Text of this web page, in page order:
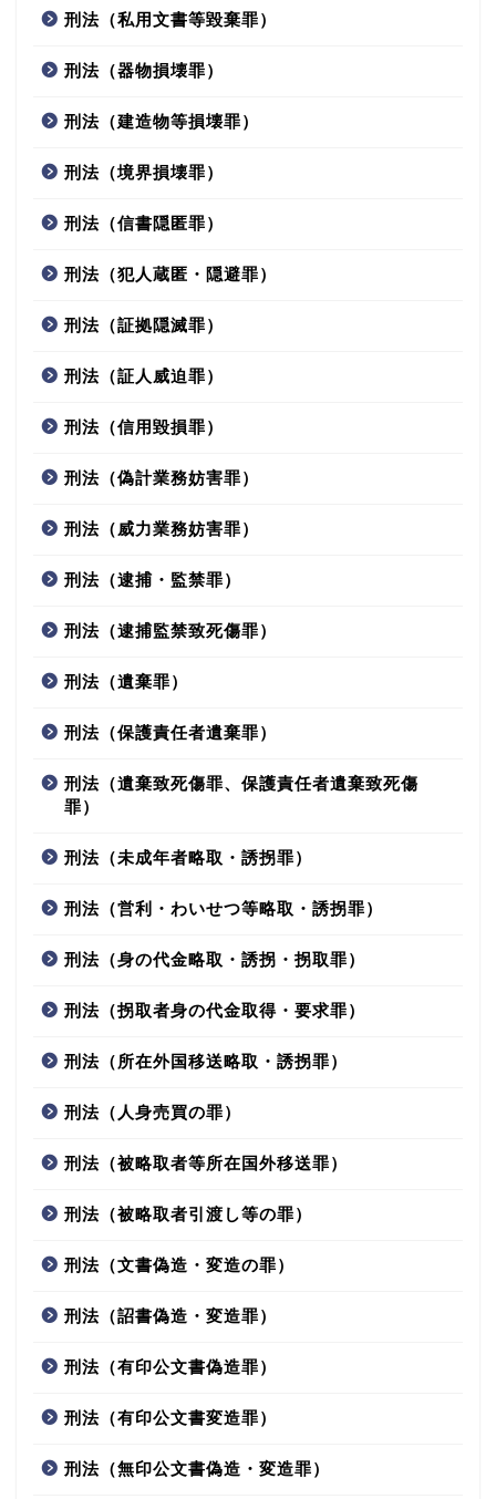
刑法（私用文書等毀棄罪）
刑法（器物損壊罪）
刑法（建造物等損壊罪）
刑法（境界損壊罪）
刑法（信書隠匿罪）
刑法（犯人蔵匿・隠避罪）
刑法（証拠隠滅罪）
刑法（証人威迫罪）
刑法（信用毀損罪）
刑法（偽計業務妨害罪）
刑法（威力業務妨害罪）
刑法（逮捕・監禁罪）
刑法（逮捕監禁致死傷罪）
刑法（遺棄罪）
刑法（保護責任者遺棄罪）
刑法（遺棄致死傷罪、保護責任者遺棄致死傷
罪）
刑法（未成年者略取・誘拐罪）
刑法（営利・わいせつ等略取・誘拐罪）
刑法（身の代金略取・誘拐・拐取罪）
刑法（拐取者身の代金取得・要求罪）
刑法（所在外国移送略取・誘拐罪）
刑法（人身売買の罪）
刑法（被略取者等所在国外移送罪）
刑法（被略取者引渡し等の罪）
刑法（文書偽造・変造の罪）
刑法（詔書偽造・変造罪）
刑法（有印公文書偽造罪）
刑法（有印公文書変造罪）
刑法（無印公文書偽造・変造罪）